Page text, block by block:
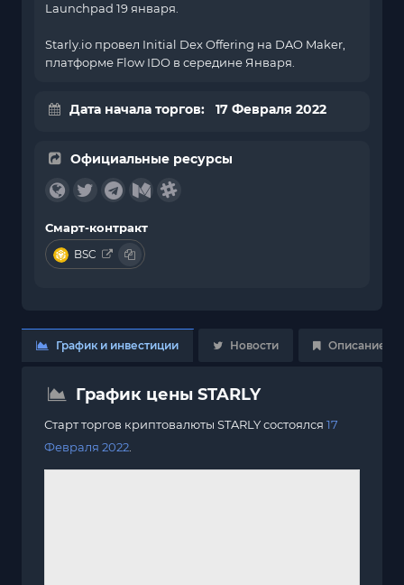
Launchpad 19 января.
Starly.io провел Initial Dex Offering на DAO Maker,
платформе Flow IDO в середине Января.
Дата начала торгов: 17 Февраля 2022
Официальные ресурсы
Смарт-контракт
BSC
График и инвестиции Новости Описание
График цены STARLY
Старт торгов криптовалюты STARLY состоялся 17
Февраля 2022.